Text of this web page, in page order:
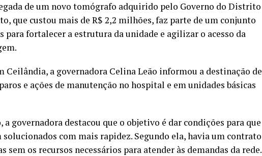
de um novo tomógrafo adquirido pelo Governo do Distrito
que custou mais de R$ 2,2 milhões, faz parte de um conjunto
para fortalecer a estrutura da unidade e agilizar o acesso da
Ceilândia, a governadora Celina Leão informou a destinação de
e ações de manutenção no hospital e em unidades básicas
governadora destacou que o objetivo é dar condições para que
com mais rapidez. Segundo ela, havia um contrato
sem os recursos necessários para atender às demandas da rede.